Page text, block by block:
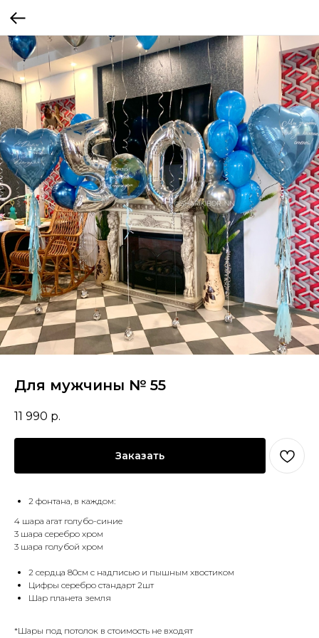
Для мужчины № 55
11 990 р.
Заказать
2 фонтана, в каждом:
4 шара агат голубо-синие
3 шара серебро хром
3 шара голубой хром
2 сердца 80см с надписью и пышным хвостиком
Цифры серебро стандарт 2шт
Шар планета земля
*Шары под потолок в стоимость не входят